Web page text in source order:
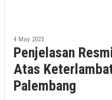
4 May 2023
Penjelasan
Atas
Palembang